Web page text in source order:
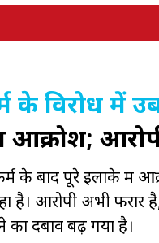
के विरोध में
आक्रोश;
के बाद पूरे इलाके में
है। आरोपी अभी
का दबाव बढ़ गया है।